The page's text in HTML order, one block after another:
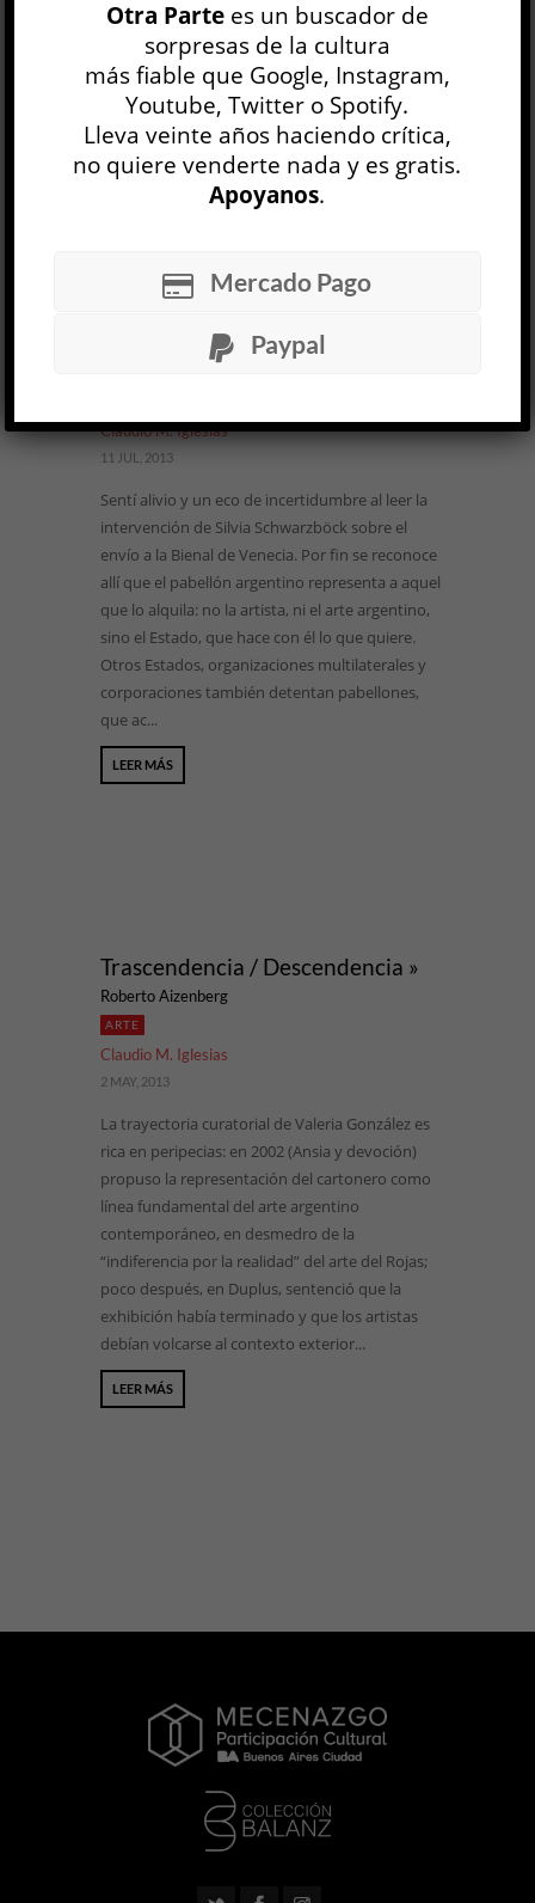
combinación ingrata de herramientas de
comunicación de alto impacto y piezas de
formato medio desparramadas en un esp...
LEER MÁS
pabellón argentino en la Bienal
de Venecia »
Claudio M. Iglesias
11 JUL, 2013
Sentí alivio y un eco de incertidumbre al leer la
intervención de Silvia Schwarzböck sobre el
envío a la Bienal de Venecia. Por fin se reconoce
allí que el pabellón argentino representa a aquel
que lo alquila: no la artista, ni el arte argentino,
sino el Estado, que hace con él lo que quiere.
Otros Estados, organizaciones multilaterales y
corporaciones también detentan pabellones,
que ac...
LEER MÁS
Trascendencia / Descendencia »
Roberto Aizenberg
ARTE
Claudio M. Iglesias
2 MAY, 2013
La trayectoria curatorial de Valeria González es
rica en peripecias: en 2002 (Ansia y devoción)
propuso la representación del cartonero como
línea fundamental del arte argentino
contemporáneo, en desmedro de la
“indiferencia por la realidad” del arte del Rojas;
poco después, en Duplus, sentenció que la
exhibición había terminado y que los artistas
debían volcarse al contexto exterior...
LEER MÁS
Otra Partees un buscador de
sorpresas de la cultura
más fiable que Google, Instagram,
Youtube, Twitter o Spotify.
Lleva veinte años haciendo crítica,
no quiere venderte nada y es gratis.
Apoyanos.
Mercado Pago
Paypal